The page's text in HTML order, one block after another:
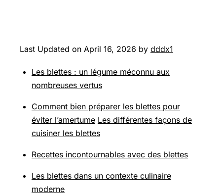
Last Updated on April 16, 2026 by dddx1
Les blettes : un légume méconnu aux
nombreuses vertus
Comment bien préparer les blettes pour
éviter l’amertume Les différentes façons de
cuisiner les blettes
Recettes incontournables avec des blettes
Les blettes dans un contexte culinaire
moderne